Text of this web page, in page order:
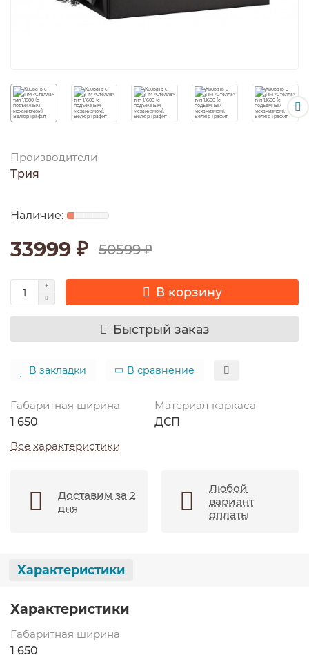
Производители
Трия
33999 ₽ 50599 ₽
В корзину
Быстрый заказ
В закладки В сравнение
Габаритная ширина
1 650
Материал каркаса
ДСП
Все характеристики
Доставим за 2
дня
Любой
вариант
оплаты
Характеристики
Характеристики
Габаритная ширина
1 650